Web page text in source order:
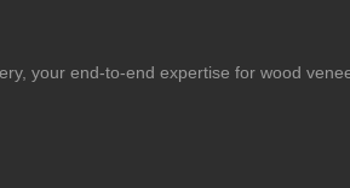
your end-to-end expertise for wood